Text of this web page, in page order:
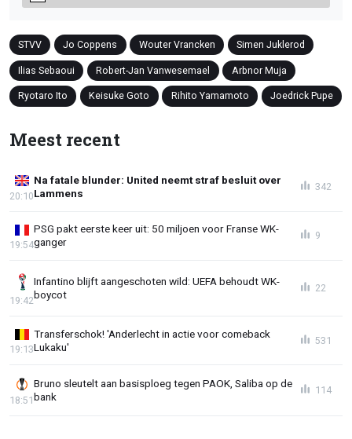
STVV Jo Coppens Wouter Vrancken Simen Juklerod
Ilias Sebaoui Robert-Jan Vanwesemael Arbnor Muja
Ryotaro Ito Keisuke Goto Rihito Yamamoto Joedrick Pupe
Meest recent
Na fatale blunder: United neemt straf besluit over
Lammens
20:10
342
PSG pakt eerste keer uit: 50 miljoen voor Franse WK-
ganger
19:54
9
Infantino blijft aangeschoten wild: UEFA behoudt WK-
boycot
19:42
22
Transferschok! 'Anderlecht in actie voor comeback
Lukaku'
19:13
531
Bruno sleutelt aan basisploeg tegen PAOK, Saliba op de
bank
18:51
114